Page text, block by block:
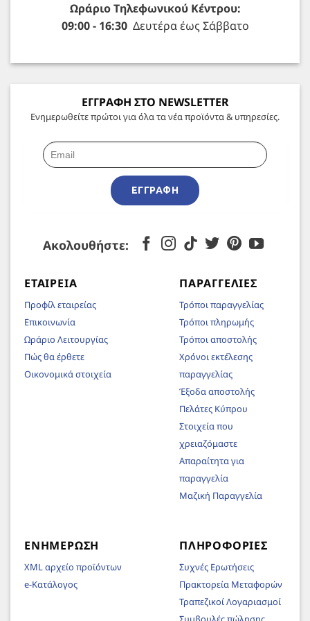
Ωράριο Τηλεφωνικού Κέντρου:
09:00 - 16:30Δευτέρα έως Σάββατο
ΕΓΓΡΑΦΗ ΣΤΟ NEWSLETTER
Ενημερωθείτε πρώτοι για όλα τα νέα προϊόντα & υπηρεσίες.
ΕΓΓΡΑΦΉ
Ακολουθήστε:
ΕΤΑΙΡΕΊΑ
Προφίλ εταιρείας
Επικοινωνία
Ωράριο Λειτουργίας
Πώς θα έρθετε
Οικονομικά στοιχεία
ΠΑΡΑΓΓΕΛΊΕΣ
Τρόποι παραγγελίας
Τρόποι πληρωμής
Τρόποι αποστολής
Χρόνοι εκτέλεσης
παραγγελίας
Έξοδα αποστολής
Πελάτες Κύπρου
Στοιχεία που
χρειαζόμαστε
Απαραίτητα για
παραγγελία
Μαζική Παραγγελία
ΕΝΗΜΈΡΩΣΗ
XML αρχείο προϊόντων
e-Κατάλογος
ΠΛΗΡΟΦΟΡΊΕΣ
Συχνές Ερωτήσεις
Πρακτορεία Μεταφορών
Τραπεζικοί Λογαριασμοί